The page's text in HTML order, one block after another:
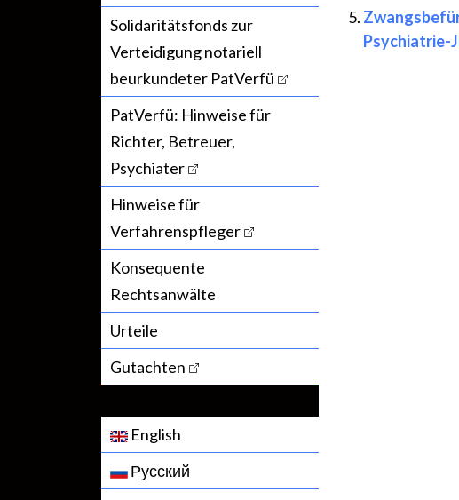
Solidaritätsfonds zur
Verteidigung notariell
beurkundeter PatVerfü
PatVerfü: Hinweise für
Richter, Betreuer,
Psychiater
Hinweise für
Verfahrenspfleger
Konsequente
Rechtsanwälte
Urteile
Gutachten
English
Русский
Psychiatrie-